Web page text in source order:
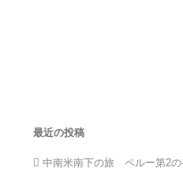
最近の投稿
中南米南下の旅 ペルー第2の